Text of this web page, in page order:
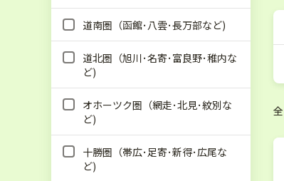
道南圏（函館･八雲･長万部など)
道北圏（旭川･名寄･富良野･稚内な
ど)
オホーツク圏（網走･北見･紋別な
ど)
十勝圏（帯広･足寄･新得･広尾な
ど)
全